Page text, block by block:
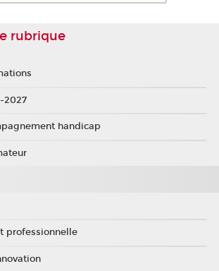
rubrique
2027
handicap
professionnelle